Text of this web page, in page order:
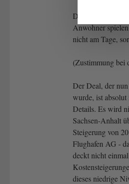
Die Belastungen
Anwohner
nicht am Tage,
(Zustimmung bei
Der Deal, der
wurde, ist
Details. Es wird
Sachsen-Anhalt
Steigerung von
Flughafen AG -
deckt nicht
dieses niedrige